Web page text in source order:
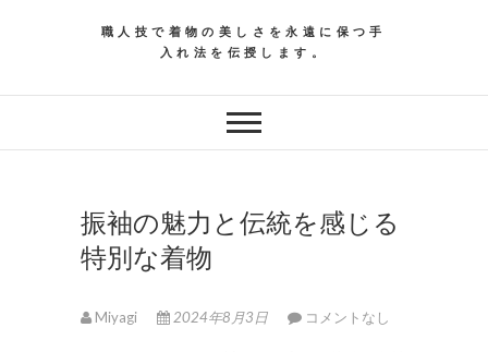
職人技で着物の美しさを永遠に保つ手
入れ法を伝授します。
振袖の魅力と伝統を感じる
特別な着物
Miyagi 2024年8月3日 コメントなし